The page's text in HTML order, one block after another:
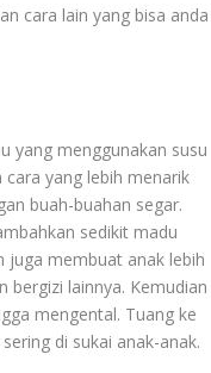
cara lain yang bisa anda
yang menggunakan susu
yang lebih menarik
buah-buahan segar.
sedikit madu
juga membuat anak lebih
bergizi lainnya. Kemudian
mengental. Tuang ke
di sukai anak-anak.